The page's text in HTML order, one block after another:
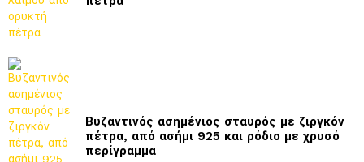
Βυζαντινός ασημένιος σταυρός με ζιργκόν
πέτρα, από ασήμι 925 και ρόδιο με χρυσό
περίγραμμα